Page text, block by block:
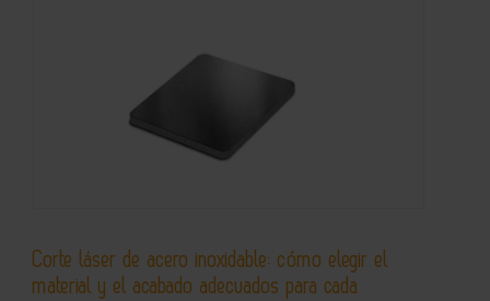
Corte láser de acero inoxidable: cómo elegir el
material y el acabado adecuados para cada